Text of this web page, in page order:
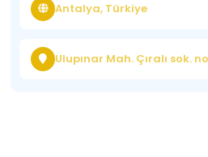
Antalya, Türkiye
Ulupınar Mah. Çıralı sok.